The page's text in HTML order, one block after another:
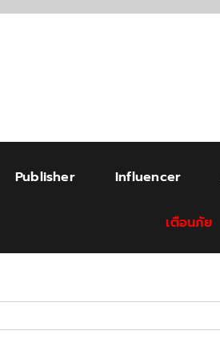
Publisher Influencer
เตือนภัย